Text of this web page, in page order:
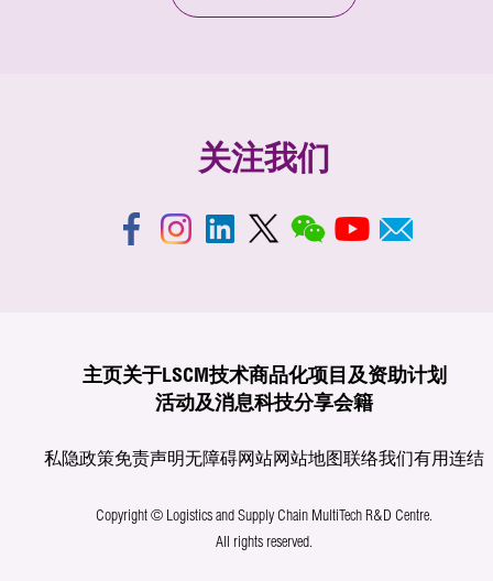
关注我们
主页关于LSCM技术商品化项目及资助计划
活动及消息科技分享会籍
私隐政策免责声明无障碍网站网站地图联络我们有用连结
Copyright © Logistics and Supply Chain MultiTech R&D Centre.
All rights reserved.